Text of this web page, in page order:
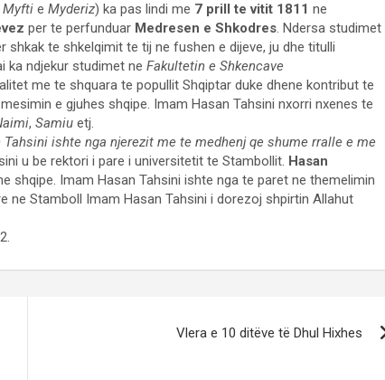
Myfti e Myderiz) ka pas lindi me 7 prill te vitit 1811 ne
per te perfunduar Medresen e Shkodres. Ndersa studimet
shkak te shkelqimit te tij ne fushen e dijeve, ju dhe titulli
ka ndjekur studimet ne Fakultetin e Shkencave
me te shquara te popullit Shqiptar duke dhene kontribut te
e gjuhes shqipe. Imam Hasan Tahsini nxorri nxenes te
, Samiu etj.
Tahsini ishte nga njerezit me te medhenj qe shume rralle e me
u be rektori i pare i universitetit te Stambollit. Hasan
shqipe. Imam Hasan Tahsini ishte nga te paret ne themelimin
ne Stamboll Imam Hasan Tahsini i dorezoj shpirtin Allahut
Vlera e 10 ditëve të Dhul Hixhes